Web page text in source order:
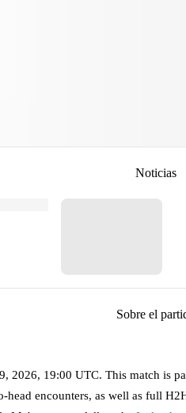
Noticias
Sobre el
2026, 19:00 UTC. This match is
head encounters, as well as full